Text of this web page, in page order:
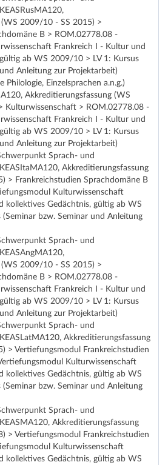
2009/10 - SS 2015) >
B > ROM.02778.08 -
Frankreich I - Kultur und
ab WS 2009/10 > LV 1: Kursus
Anleitung zur Projektarbeit)
Philologie, Einzelsprachen a.n.g.)
Akkreditierungsfassung (WS
Kulturwissenschaft > ROM.02778.08 -
Frankreich I - Kultur und
ab WS 2009/10 > LV 1: Kursus
Anleitung zur Projektarbeit)
Sprach- und
Akkreditierungsfassung
> Frankreichstudien Sprachdomäne B
Kulturwissenschaft
kollektives Gedächtnis, gültig ab WS
bzw. Seminar und Anleitung
Sprach- und
2009/10 - SS 2015) >
B > ROM.02778.08 -
Frankreich I - Kultur und
ab WS 2009/10 > LV 1: Kursus
Anleitung zur Projektarbeit)
Sprach- und
Akkreditierungsfassung
> Vertiefungsmodul Frankreichstudien
Kulturwissenschaft
kollektives Gedächtnis, gültig ab WS
bzw. Seminar und Anleitung
Sprach- und
Akkreditierungsfassung
> Vertiefungsmodul Frankreichstudien
Kulturwissenschaft
kollektives Gedächtnis, gültig ab WS